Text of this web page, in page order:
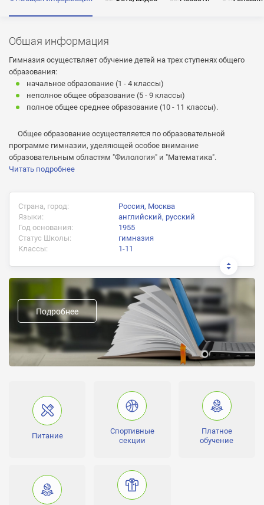
Общая информация
Гимназия осуществляет обучение детей на трех ступенях общего
образования:
начальное образование (1 - 4 классы)
неполное общее образование (5 - 9 классы)
полное общее среднее образование (10 - 11 классы).
Общее образование осуществляется по образовательной
программе гимназии, уделяющей особое внимание
образовательным областям "Филология" и "Математика".
Читать подробнее
Страна, город:
Россия, Москва
Языки:
английский, русский
Год основания:
1955
Статус Школы:
гимназия
Классы:
1-11
Документ об окончании:
аттестат государственного образца
Предыдущие названия:
483-я школа Ждановского района
Форма обучения:
Человек в классе:
25-30
Лицензии:
№ 031434 серия 77 № 004517 действует с 27.04.2012 бессрочно
№ 011544 серия 77 ОП 001266 действует с 01.03.2012 до
31.05.2023
Подробнее
Питание
Спортивные
секции
Платное
обучение
Нажимая на кнопку «Отправить» я даю согласие
на обработку моих персональных данных
ОТПРАВИТЬ
на обработку моих персональных данных
ОТПРАВИТЬ
на обработку моих персональных данных